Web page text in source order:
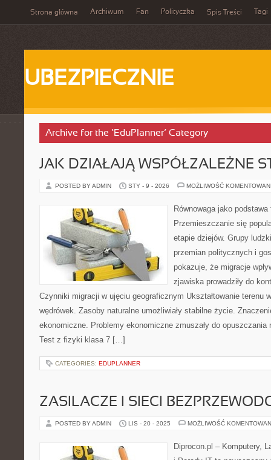
Strona główna Archiwum Fan Polityczka Spis Treści Tagi
UBEZPIECZNIE
Archive for the ‘EduPlanner’ Category
JAK DZIAŁAJĄ WSPÓŁZALEŻNE
POSTED BY ADMIN STY - 9 - 2026 MOŻLIWOŚĆ
Równowaga jako
Przemieszczanie się
etapie dziejów. Grupy
przemian politycznych i
pokazuje, że migracje
zjawiska prowadziły do
Czynniki migracji w ujęciu geograficznym Ukształtowanie terenu
wędrówek. Zasoby naturalne umożliwiały stabilne życie.
ekonomiczne. Problemy ekonomiczne zmuszały do opuszczania
Test z fizyki klasa 7 […]
CATEGORIES: EDUPLANNER
ZASILACZE I SIECI
POSTED BY ADMIN LIS - 20 - 2025 MOŻLIWOŚĆ
Diprocon.pl – Komputery,